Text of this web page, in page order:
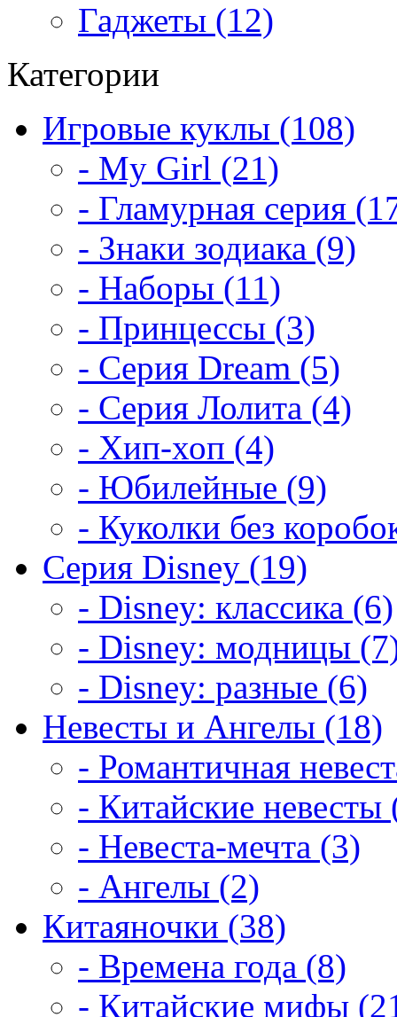
Гаджеты (12)
Категории
Игровые куклы (108)
- My Girl (21)
- Гламурная серия
- Знаки зодиака (9)
- Наборы (11)
- Принцессы (3)
- Серия Dream (5)
- Серия Лолита (4)
- Хип-хоп (4)
- Юбилейные (9)
- Куколки без
Серия Disney (19)
- Disney: классика (6)
- Disney: модницы
- Disney: разные (6)
Невесты и Ангелы (18)
- Романтичная
- Китайские невесты
- Невеста-мечта (3)
- Ангелы (2)
Китаяночки (38)
- Времена года (8)
- Китайские мифы